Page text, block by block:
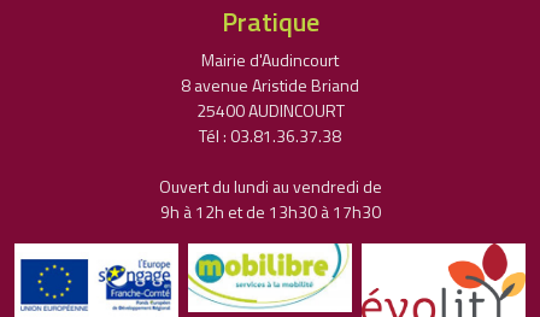
Pratique
Mairie d'Audincourt
8 avenue Aristide Briand
25400 AUDINCOURT
Tél : 03.81.36.37.38
Ouvert du lundi au vendredi de
9h à 12h et de 13h30 à 17h30